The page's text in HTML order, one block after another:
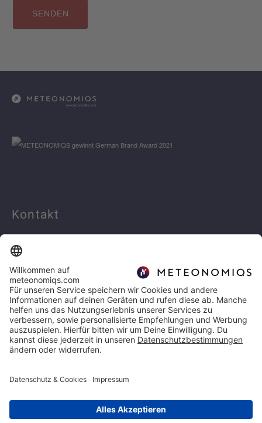
Kontakt
info@meteonomiqs.com
+49 7531 1274 400
Rechtliches
Impressum
Datenschutz
Copyright 2026 | METEONOMIQS